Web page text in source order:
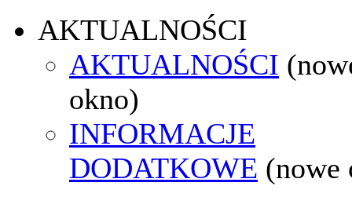
AKTUALNOŚCI
AKTUALNOŚCI
okno)
INFORMACJE
DODATKOWE (nowe